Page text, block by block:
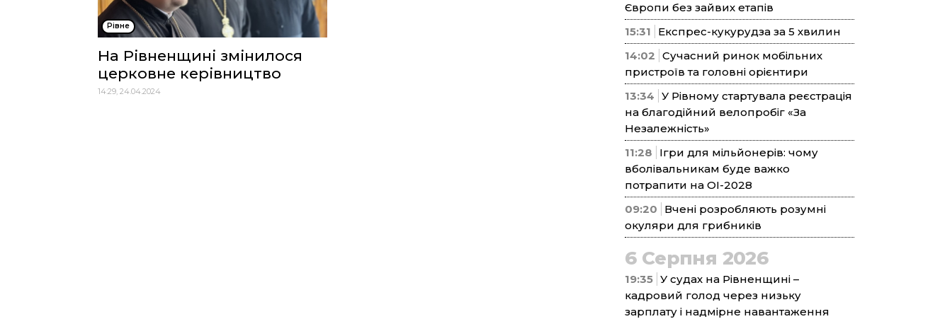
Рівне
На Рівненщині змінилося
церковне керівництво
14:29, 24.04.2024
Європи без зайвих етапів
15:31
Експрес-кукурудза за 5 хвилин
14:02 Сучасний ринок мобільних
пристроїв та головні орієнтири
13:34 У Рівному стартувала реєстрація
на благодійний велопробіг «За
Незалежність»
11:28
Ігри для мільйонерів: чому
вболівальникам буде важко
потрапити на ОІ-2028
09:20
Вчені розробляють розумні
окуляри для грибників
6 Серпня 2026
19:35 У судах на Рівненщині –
кадровий голод через низьку
зарплату і надмірне навантаження